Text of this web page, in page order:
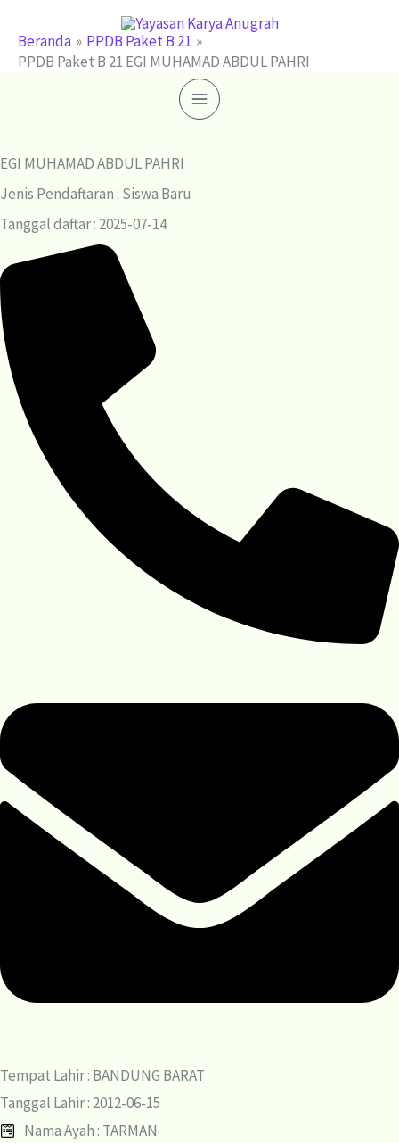
konten
Beranda
PPDB Paket B 21
PPDB Paket B 21 EGI MUHAMAD ABDUL PAHRI
EGI MUHAMAD ABDUL PAHRI
Jenis Pendaftaran : Siswa Baru
Tanggal daftar : 2025-07-14
Tempat Lahir : BANDUNG BARAT
Tanggal Lahir : 2012-06-15
Nama Ayah : TARMAN